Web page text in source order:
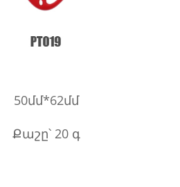
50մմ*62մմ
Քաշը՝ 20 գ